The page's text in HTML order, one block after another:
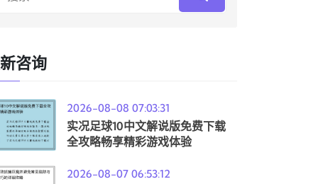
咨询
2026-08-08 07:03:31
实况足球10中文解说版免费下载
全攻略畅享精彩游戏体验
2026-08-07 06:53:12